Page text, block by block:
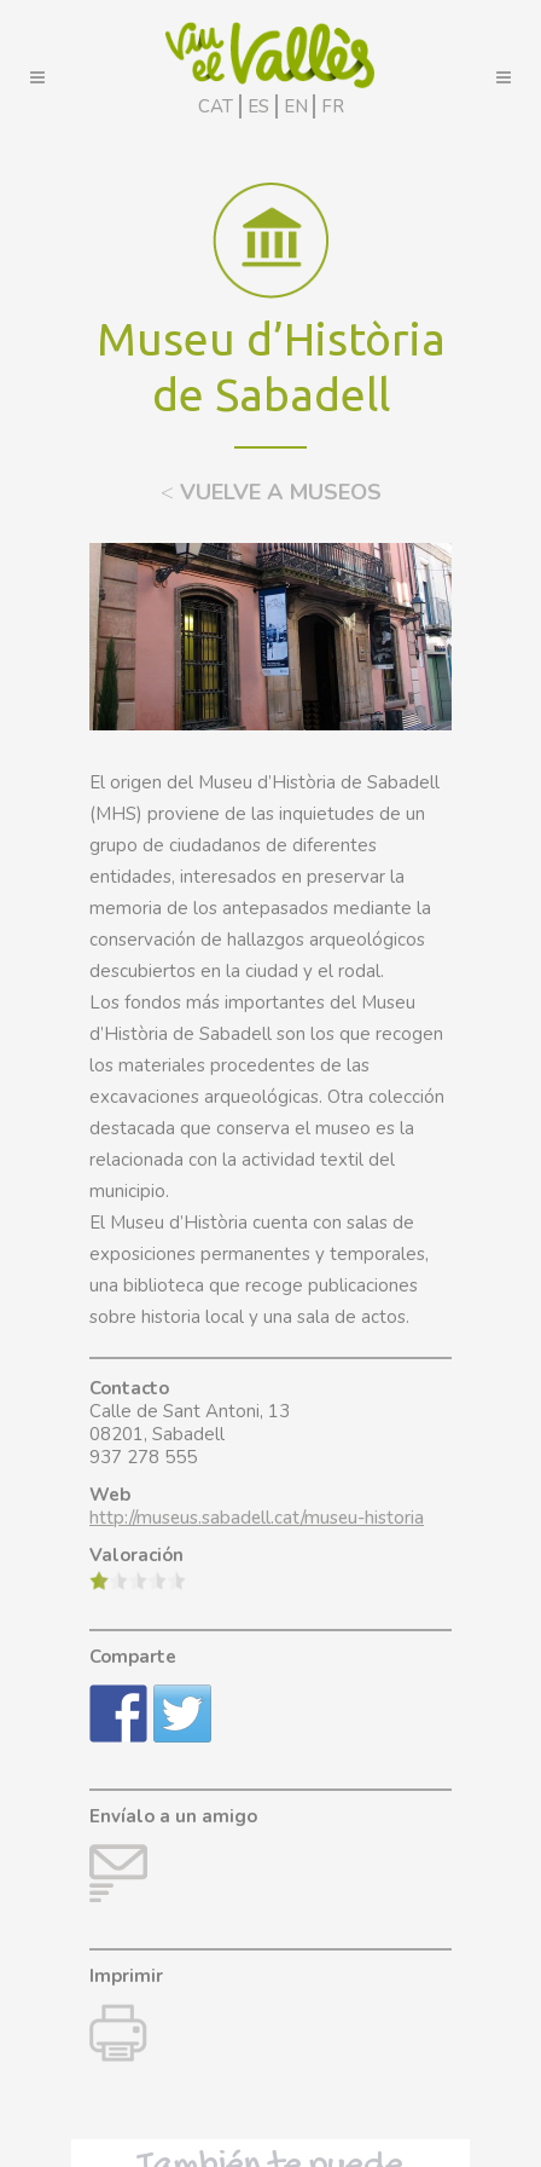
CAT ES EN FR
Museu d’Història
de Sabadell
< VUELVE A MUSEOS
El origen del Museu d’Història de Sabadell
(MHS) proviene de las inquietudes de un
grupo de ciudadanos de diferentes
entidades, interesados en preservar la
memoria de los antepasados mediante la
conservación de hallazgos arqueológicos
descubiertos en la ciudad y el rodal.
Los fondos más importantes del Museu
d’Història de Sabadell son los que recogen
los materiales procedentes de las
excavaciones arqueológicas. Otra colección
destacada que conserva el museo es la
relacionada con la actividad textil del
municipio.
El Museu d’Història cuenta con salas de
exposiciones permanentes y temporales,
una biblioteca que recoge publicaciones
sobre historia local y una sala de actos.
Contacto
Calle de Sant Antoni, 13
08201, Sabadell
937 278 555
Web
http://museus.sabadell.cat/museu-historia
Valoración
Comparte
Envíalo a un amigo
Imprimir